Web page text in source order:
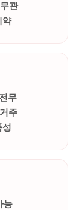
관
약
무
주
성
능